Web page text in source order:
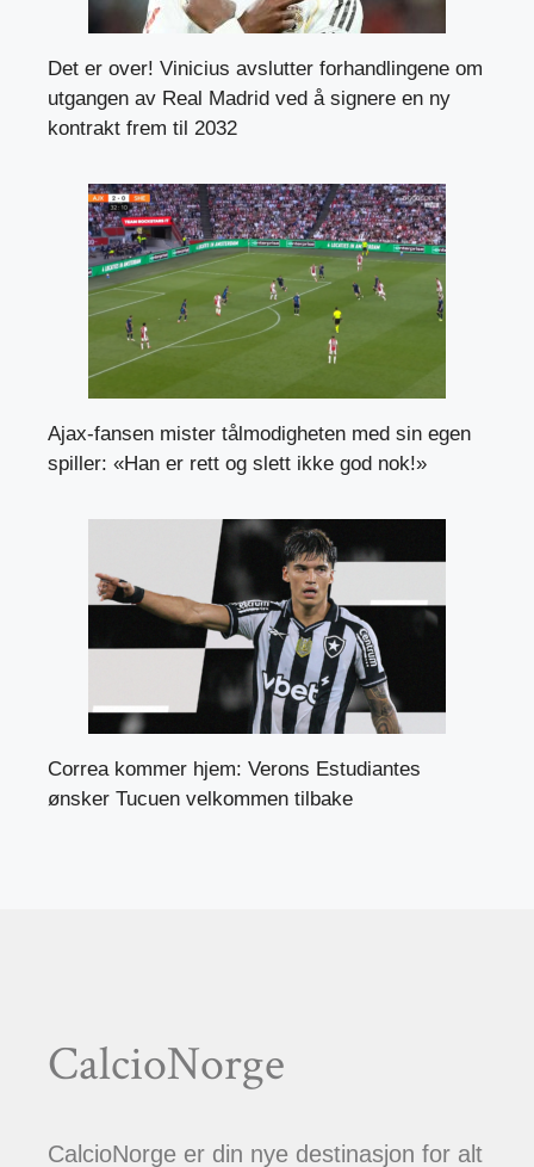
Det er over! Vinicius avslutter forhandlingene om
utgangen av Real Madrid ved å signere en ny
kontrakt frem til 2032
Ajax-fansen mister tålmodigheten med sin egen
spiller: «Han er rett og slett ikke god nok!»
Correa kommer hjem: Verons Estudiantes
ønsker Tucuen velkommen tilbake
CalcioNorge
CalcioNorge er din nye destinasjon for alt